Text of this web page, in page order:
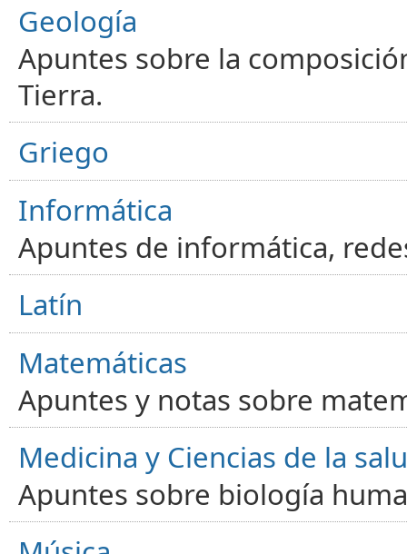
Geología
Apuntes sobre la
Tierra.
Griego
Informática
Apuntes de informática,
Latín
Matemáticas
Apuntes y notas sobre
Medicina y Ciencias de la
Apuntes sobre biología